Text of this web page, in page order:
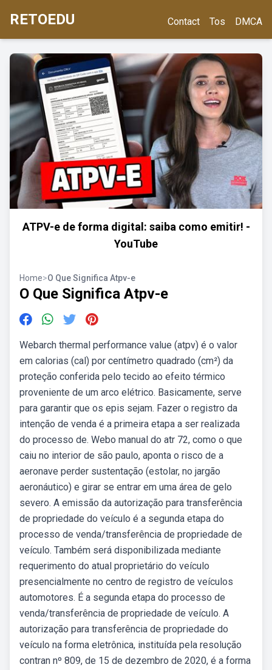
RETOEDU Contact Tos DMCA
ATPV-e de forma digital: saiba como emitir! -
YouTube
Home>O Que Significa Atpv-e
O Que Significa Atpv-e
Webarch thermal performance value (atpv) é o valor
em calorias (cal) por centímetro quadrado (cm²) da
proteção conferida pelo tecido ao efeito térmico
proveniente de um arco elétrico. Basicamente, serve
para garantir que os epis sejam. Fazer o registro da
intenção de venda é a primeira etapa a ser realizada
do processo de. Webo manual do atr 72, como o que
caiu no interior de são paulo, aponta o risco de a
aeronave perder sustentação (estolar, no jargão
aeronáutico) e girar se entrar em uma área de gelo
severo. A emissão da autorização para transferência
de propriedade do veículo é a segunda etapa do
processo de venda/transferência de propriedade de
veículo. Também será disponibilizada mediante
requerimento do atual proprietário do veículo
presencialmente no centro de registro de veículos
automotores. É a segunda etapa do processo de
venda/transferência de propriedade de veículo. A
autorização para transferência de propriedade do
veículo na forma eletrônica, instituída pela resolução
contran nº 809, de 15 de dezembro de 2020, é a forma